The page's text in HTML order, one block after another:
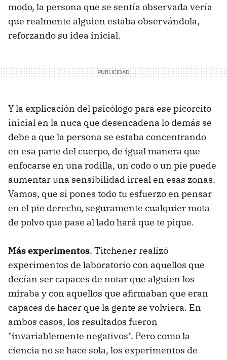
modo, la persona que se sentía observada vería
que realmente alguien estaba observándola,
reforzando su idea inicial.
Y la explicación del psicólogo para ese picorcito
inicial en la nuca que desencadena lo demás se
debe a que la persona se estaba concentrando
en esa parte del cuerpo, de igual manera que
enfocarse en una rodilla, un codo o un pie puede
aumentar una sensibilidad irreal en esas zonas.
Vamos, que si pones todo tu esfuerzo en pensar
en el pie derecho, seguramente cualquier mota
de polvo que pase al lado hará que te pique.
Más experimentos. Titchener realizó
experimentos de laboratorio con aquellos que
decían ser capaces de notar que alguien los
miraba y con aquellos que afirmaban que eran
capaces de hacer que la gente se volviera. En
ambos casos, los resultados fueron
"invariablemente negativos". Pero como la
ciencia no se hace sola, los experimentos de